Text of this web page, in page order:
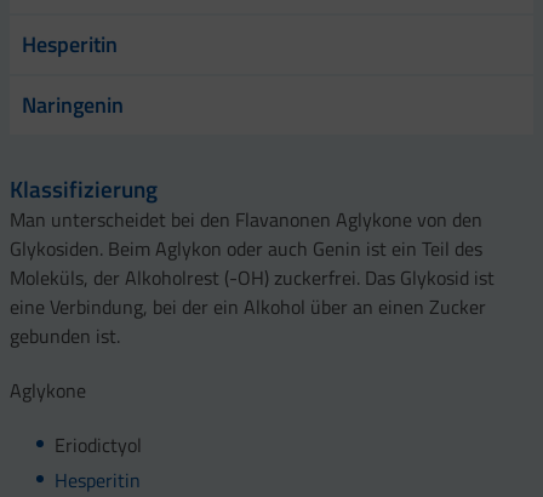
Hesperitin
Naringenin
Klassifizierung
Man unterscheidet bei den Flavanonen Aglykone von den
Glykosiden. Beim Aglykon oder auch Genin ist ein Teil des
Moleküls, der Alkoholrest (-OH) zuckerfrei. Das Glykosid ist
eine Verbindung, bei der ein Alkohol über an einen Zucker
gebunden ist.
Aglykone
Eriodictyol
Hesperitin